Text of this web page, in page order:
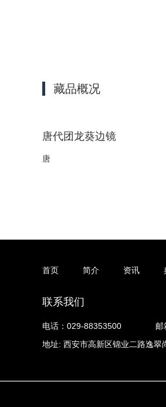
藏品概况
唐代团龙葵边镜
唐
首页 简介 资讯
联系我们
电话：029-88353500
邮
地址: 西安市高新区锦业二路逸翠